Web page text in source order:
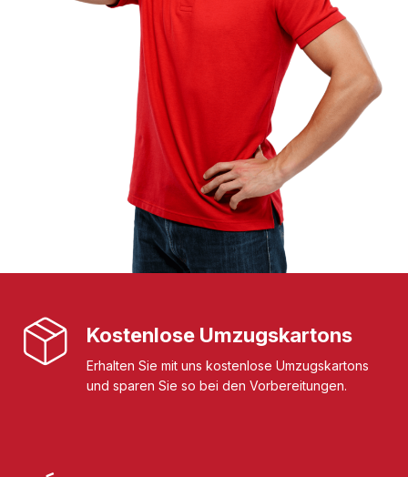
Kostenlose Umzugskartons
Erhalten Sie mit uns kostenlose Umzugskartons
und sparen Sie so bei den Vorbereitungen.